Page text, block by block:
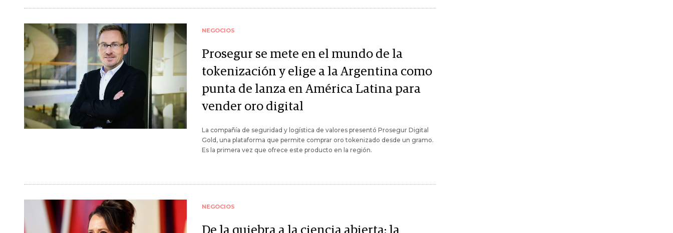
NEGOCIOS
Prosegur se mete en el mundo de la
tokenización y elige a la Argentina como
punta de lanza en América Latina para
vender oro digital
La compañía de seguridad y logística de valores presentó Prosegur Digital
Gold, una plataforma que permite comprar oro tokenizado desde un gramo.
Es la primera vez que ofrece este producto en la región.
NEGOCIOS
De la quiebra a la ciencia abierta: la